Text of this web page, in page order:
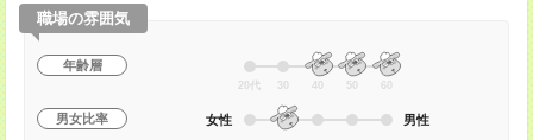
職場の雰囲気
年齢層
20代 30 40 50 60
男女比率 女性 男性